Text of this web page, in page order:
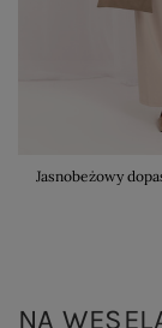
Jasnobeżowy
NA